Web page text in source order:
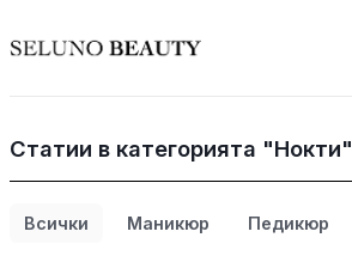
Статии в категорията "Нокти"
Всички Маникюр Педикюр